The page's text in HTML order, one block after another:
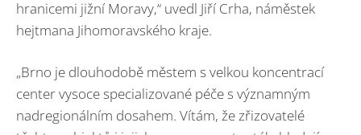
hranicemi jižní Moravy,“ uvedl Jiří Crha, náměstek
hejtmana Jihomoravského kraje.
„Brno je dlouhodobě městem s velkou koncentrací
center vysoce specializované péče s významným
nadregionálním dosahem. Vítám, že zřizovatelé